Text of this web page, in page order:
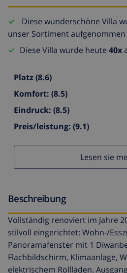
Diese wunderschöne Villa
unser Sortiment aufgenommen
Diese Villa wurde heute 40x
Platz(8.6)
Komfort: (8.5)
Eindruck: (8.5)
Preis/leistung: (9.1)
Lesen sie
Beschreibung
Vollständig renoviert im Jahre
stilvoll eingerichtet: Wohn-/
Panoramafenster mit 1
Flachbildschirm, Klimaanlage,
elektrischem Rollladen.